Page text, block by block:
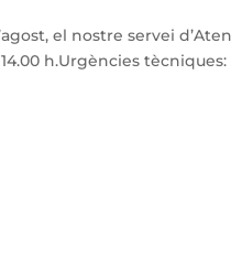
el nostre servei
h.Urgències tècniques: